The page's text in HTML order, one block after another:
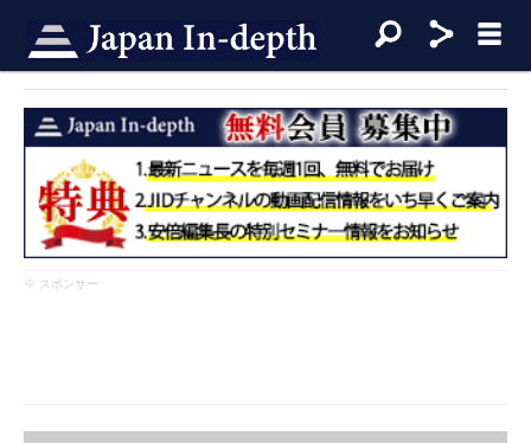
※ スポンサー